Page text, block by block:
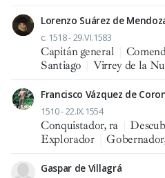
Lorenzo Suárez de
c. 1518 - 29.VI.1583
Capitán general
Santiago
Virrey de la
Francisco Vázquez de
1510 - 22.IX.1554
Conquistador, ra
Explorador
Gaspar de Villagrá